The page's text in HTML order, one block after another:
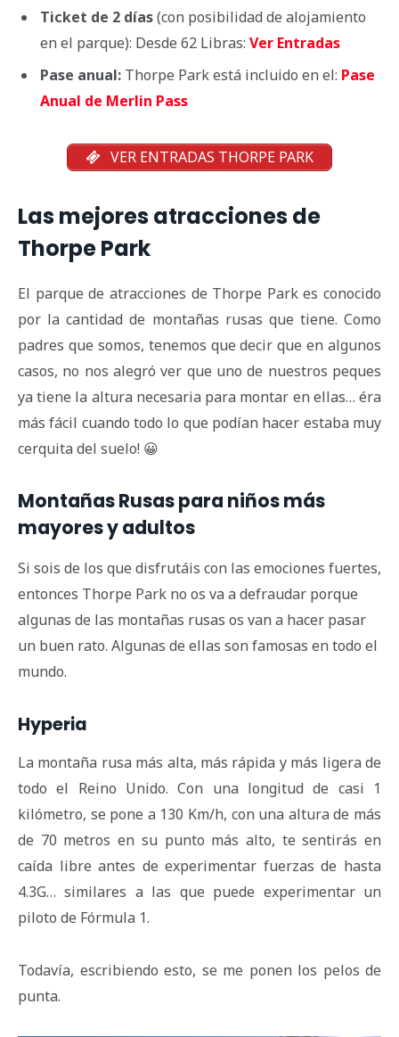
Ticket de 2 días(con posibilidad de alojamiento
en el parque): Desde 62 Libras: Ver Entradas
Pase anual: Thorpe Park está incluido en el: Pase
Anual de Merlin Pass
VER ENTRADAS THORPE PARK
Las mejores atracciones de
Thorpe Park
El parque de atracciones de Thorpe Park es conocido
por la cantidad de montañas rusas que tiene. Como
padres que somos, tenemos que decir que en algunos
casos, no nos alegró ver que uno de nuestros peques
ya tiene la altura necesaria para montar en ellas… éra
más fácil cuando todo lo que podían hacer estaba muy
cerquita del suelo! 😀
Montañas Rusas para niños más
mayores y adultos
Si sois de los que disfrutáis con las emociones fuertes,
entonces Thorpe Park no os va a defraudar porque
algunas de las montañas rusas os van a hacer pasar
un buen rato. Algunas de ellas son famosas en todo el
mundo.
Hyperia
La montaña rusa más alta, más rápida y más ligera de
todo el Reino Unido. Con una longitud de casi 1
kilómetro, se pone a 130 Km/h, con una altura de más
de 70 metros en su punto más alto, te sentirás en
caída libre antes de experimentar fuerzas de hasta
4.3G… similares a las que puede experimentar un
piloto de Fórmula 1.
Todavía, escribiendo esto, se me ponen los pelos de
punta.